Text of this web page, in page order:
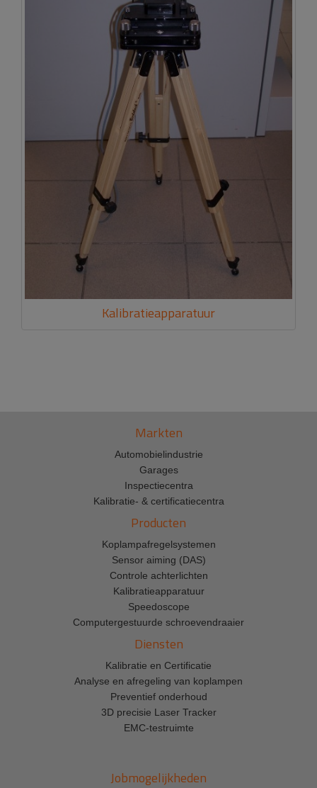
Kalibratieapparatuur
Markten
Automobielindustrie
Garages
Inspectiecentra
Kalibratie- & certificatiecentra
Producten
Koplampafregelsystemen
Sensor aiming (DAS)
Controle achterlichten
Kalibratieapparatuur
Speedoscope
Computergestuurde schroevendraaier
Diensten
Kalibratie en Certificatie
Analyse en afregeling van koplampen
Preventief onderhoud
3D precisie Laser Tracker
EMC-testruimte
Jobmogelijkheden